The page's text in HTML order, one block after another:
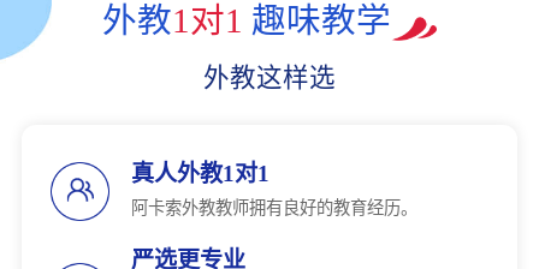
外教1对1 趣味教学
外教这样选
真人外教1对1
阿卡索外教教师拥有良好的教育经历。
严选更专业